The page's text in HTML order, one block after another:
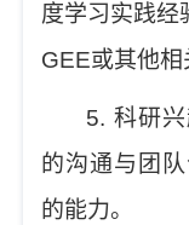
度学习实践经
GEE或其他
5. 科研
的沟通与团
的能力。